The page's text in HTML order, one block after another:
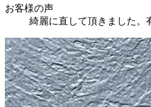
お客様の声
綺麗に直して頂きました。